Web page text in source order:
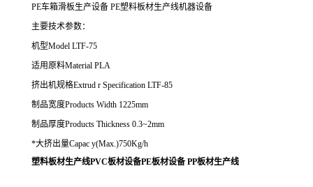
PE车箱滑板生产设备 PE塑料板材生产线机器设备
主要技术参数：
机型Model LTF-75
适用原料Material PLA
挤出机规格Extrud r Specification LTF-85
制品宽度Products Width 1225mm
制品厚度Products Thickness 0.3~2mm
*大挤出量Capac y(Max.)750Kg/h
塑料板材生产线PVC板材设备PE板材设备 PP板材生产线